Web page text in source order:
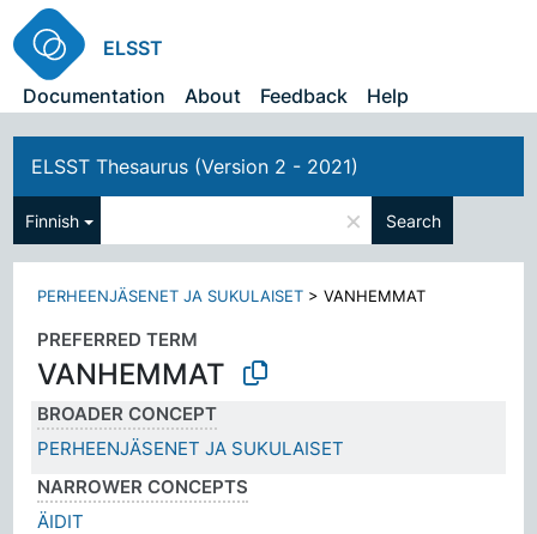
ELSST
Documentation
About Feedback Help
ELSST Thesaurus (Version 2 - 2021)
Finnish × Search
PERHEENJÄSENET JA SUKULAISET >VANHEMMAT
PREFERRED TERM
VANHEMMAT
BROADER CONCEPT
PERHEENJÄSENET JA SUKULAISET
NARROWER CONCEPTS
ÄIDIT